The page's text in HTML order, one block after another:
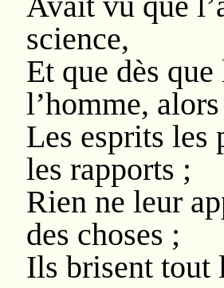
science,
Et que dès
l’homme, alors
Les esprits les
les rapports ;
Rien ne leur
des choses ;
Ils brisent tout